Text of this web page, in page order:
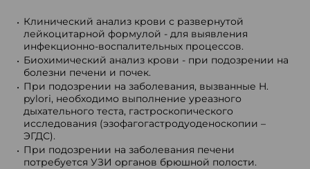
Клинический анализ крови с развернутой
лейкоцитарной формулой - для выявления
инфекционно-воспалительных процессов.
Биохимический анализ крови - при подозрении на
болезни печени и почек.
При подозрении на заболевания, вызванные H.
pylori, необходимо выполнение уреазного
дыхательного теста, гастроскопического
исследования (эзофагогастродуоденоскопии –
ЭГДС).
При подозрении на заболевания печени
потребуется УЗИ органов брюшной полости.